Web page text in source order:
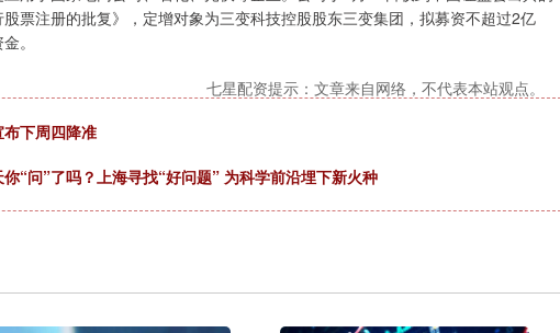
票注册的批复》，定增对象为三变科技控股股东三变集团，拟募资不超过2亿
。
七星配资提示：文章来自网络，不代表本站观点。
下周四降准
“问”了吗？上海寻找“好问题” 为科学前沿埋下新火种